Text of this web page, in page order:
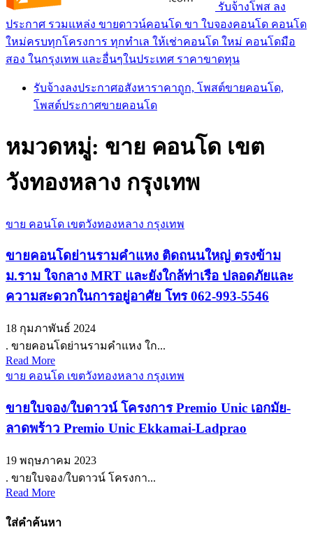
รับจ้างโพส ลง
ประกาศ รวมแหล่ง ขายดาวน์คอนโด ขา ใบจองคอนโด คอนโด
ใหม่ครบทุกโครงการ ทุกทำเล ให้เช่าคอนโด ใหม่ คอนโดมือ
สอง ในกรุงเทพ และอื่นๆในประเทศ ราคาขาดทุน
รับจ้างลงประกาศอสังหาราคาถูก, โพสต์ขายคอนโด,
โพสต์ประกาศขายคอนโด
หมวดหมู่: ขาย คอนโด เขต
วังทองหลาง กรุงเทพ
ขาย คอนโด เขตวังทองหลาง กรุงเทพ
ขายคอนโดย่านรามคำแหง ติดถนนใหญ่ ตรงข้าม
ม.ราม ใจกลาง MRT และยังใกล้ท่าเรือ ปลอดภัยและ
ความสะดวกในการอยู่อาศัย โทร 062-993-5546
18 กุมภาพันธ์ 2024
. ขายคอนโดย่านรามคำแหง ใก...
Read More
ขาย คอนโด เขตวังทองหลาง กรุงเทพ
ขายใบจอง/ใบดาวน์ โครงการ Premio Unic เอกมัย-
ลาดพร้าว Premio Unic Ekkamai-Ladprao
19 พฤษภาคม 2023
. ขายใบจอง/ใบดาวน์ โครงกา...
Read More
ใส่คำค้นหา